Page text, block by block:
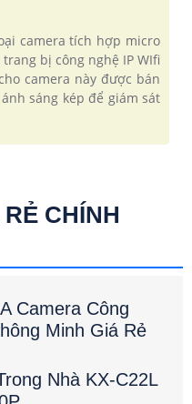
camera tích hợp micro
bị công nghệ IP WIfi
camera này được bán
sáng kép để giám sát
CHÍNH
Camera Công
Minh Giá Rẻ
Nhà KX-C22L